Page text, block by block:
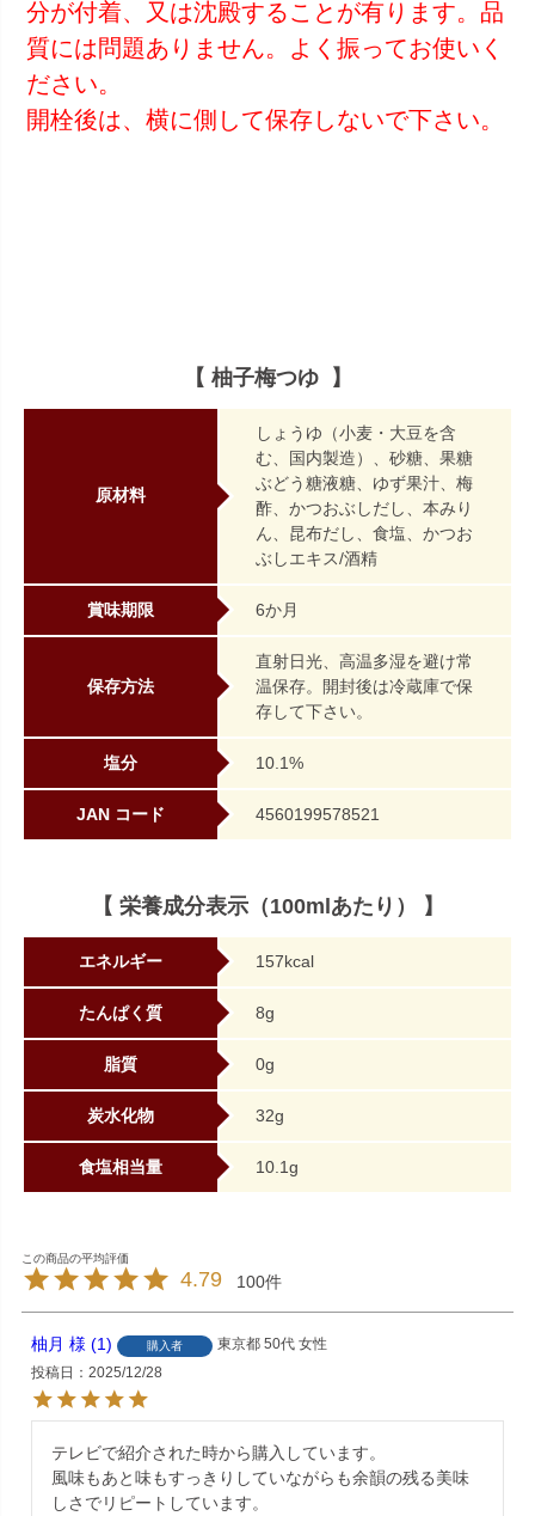
分が付着、又は沈殿することが有ります。品
質には問題ありません。よく振ってお使いく
ださい。
開栓後は、横に側して保存しないで下さい。
【 柚子梅つゆ 】
原材料
しょうゆ（小麦・大豆を含
む、国内製造）、砂糖、果糖
ぶどう糖液糖、ゆず果汁、梅
酢、かつおぶしだし、本みり
ん、昆布だし、食塩、かつお
ぶしエキス/酒精
賞味期限 6か月
保存方法
直射日光、高温多湿を避け常
温保存。開封後は冷蔵庫で保
存して下さい。
塩分 10.1%
JAN コード 4560199578521
【 栄養成分表示（100mlあたり） 】
エネルギー 157kcal
たんぱく質 8g
脂質 0g
炭水化物 32g
食塩相当量 10.1g
4.79 100
柚月 1 購入者 東京都 50代 女性
投稿日
2025/12/28
テレビで紹介された時から購入しています。
風味もあと味もすっきりしていながらも余韻の残る美味
しさでリピートしています。